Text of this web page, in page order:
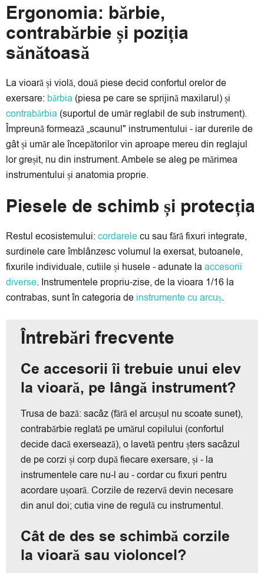
Ergonomia: bărbie,
contrabărbie și poziția
sănătoasă
La vioară și violă, două piese decid confortul orelor de
exersare: bărbia (piesa pe care se sprijină maxilarul) și
contrabărbia (suportul de umăr reglabil de sub instrument).
Împreună formează „scaunul" instrumentului - iar durerile de
gât și umăr ale începătorilor vin aproape mereu din reglajul
lor greșit, nu din instrument. Ambele se aleg pe mărimea
instrumentului și anatomia proprie.
Piesele de schimb și protecția
Restul ecosistemului: cordarelecu sau fără fixuri integrate,
surdinele care îmblânzesc volumul la exersat, butoanele,
fixurile individuale, cutiile și husele - adunate la accesorii
diverse. Instrumentele propriu-zise, de la vioara 1/16 la
contrabas, sunt în categoria de instrumente cu arcuș.
Întrebări frecvente
Ce accesorii îi trebuie unui elev
la vioară, pe lângă instrument?
Trusa de bază: sacâz (fără el arcușul nu scoate sunet),
contrabărbie reglată pe umărul copilului (confortul
decide dacă exersează), o lavetă pentru șters sacâzul
de pe corzi și corp după fiecare exersare, și - la
instrumentele care nu-l au - cordar cu fixuri pentru
acordare ușoară. Corzile de rezervă devin necesare
din anul doi; cutia vine de regulă cu instrumentul.
Cât de des se schimbă corzile
la vioară sau violoncel?